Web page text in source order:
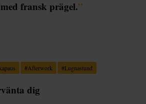
fransk prägel.”
#Afterwork #Lugnastund
dig